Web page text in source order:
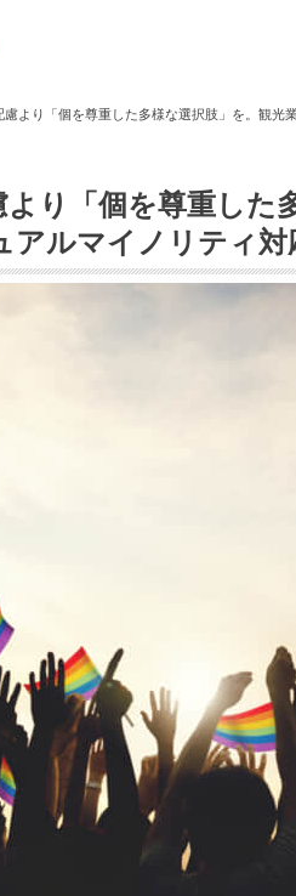
慮より「個を尊重した多様な選択肢」を。観光
り「個を尊重した
アルマイノリティ対